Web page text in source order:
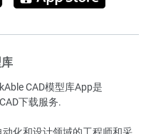
CAD模型库App是
下载服务.